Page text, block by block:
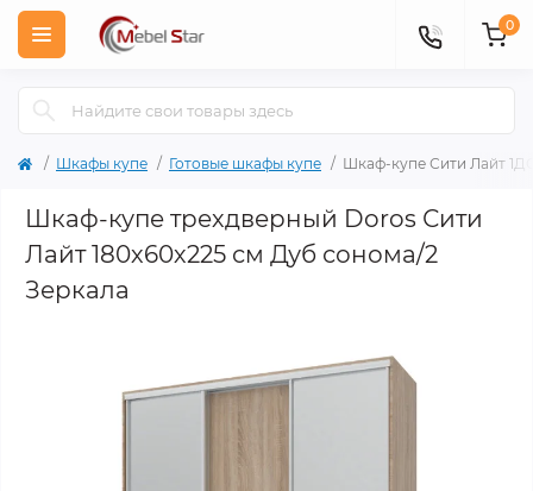
0
Шкафы купе Готовые шкафы купе Шкаф-купе Сити Лайт
Шкаф-купе трехдверный Doros Сити
Лайт 180х60х225 см Дуб сонома/2
Зеркала